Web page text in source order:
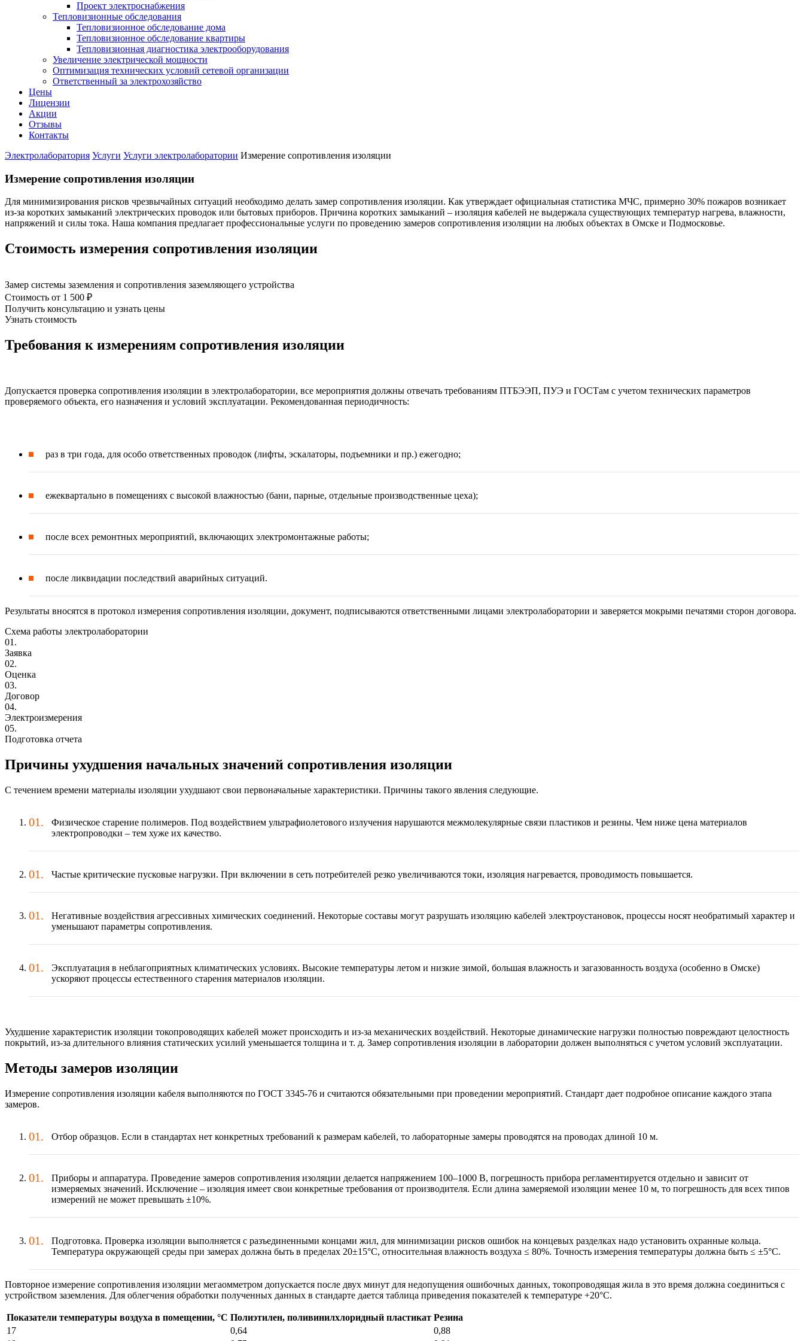
Проект электроснабжения
Тепловизионные обследования
Тепловизионное обследование дома
Тепловизионное обследование квартиры
Тепловизионная диагностика электрооборудования
Увеличение электрической мощности
Оптимизация технических условий сетевой организации
Ответственный за электрохозяйство
Цены
Лицензии
Акции
Отзывы
Контакты
Электролаборатория Услуги Услуги электролаборатории Измерение сопротивления изоляции
Измерение сопротивления изоляции
Для минимизирования рисков чрезвычайных ситуаций необходимо делать замер сопротивления изоляции. Как утверждает официальная статистика МЧС, примерно 30% пожаров возникает
из-за коротких замыканий электрических проводок или бытовых приборов. Причина коротких замыканий – изоляция кабелей не выдержала существующих температур нагрева, влажности,
напряжений и силы тока. Наша компания предлагает профессиональные услуги по проведению замеров сопротивления изоляции на любых объектах в Омске и Подмосковье.
Стоимость измерения сопротивления изоляции
Замер системы заземления и сопротивления заземляющего устройства
Стоимость от 1 500 ₽
Получить консультацию и узнать цены
Узнать стоимость
Требования к измерениям сопротивления изоляции
Допускается проверка сопротивления изоляции в электролаборатории, все мероприятия должны отвечать требованиям ПТБЭЭП, ПУЭ и ГОСТам с учетом технических параметров
проверяемого объекта, его назначения и условий эксплуатации. Рекомендованная периодичность:
раз в три года, для особо ответственных проводок (лифты, эскалаторы, подъемники и пр.) ежегодно;
ежеквартально в помещениях с высокой влажностью (бани, парные, отдельные производственные цеха);
после всех ремонтных мероприятий, включающих электромонтажные работы;
после ликвидации последствий аварийных ситуаций.
Результаты вносятся в протокол измерения сопротивления изоляции, документ, подписываются ответственными лицами электролаборатории и заверяется мокрыми печатями сторон договора.
Схема работы электролаборатории
01.
Заявка
02.
Оценка
03.
Договор
04.
Электроизмерения
05.
Подготовка отчета
Причины ухудшения начальных значений сопротивления изоляции
С течением времени материалы изоляции ухудшают свои первоначальные характеристики. Причины такого явления следующие.
Физическое старение полимеров. Под воздействием ультрафиолетового излучения нарушаются межмолекулярные связи пластиков и резины. Чем ниже цена материалов
электропроводки – тем хуже их качество.
Частые критические пусковые нагрузки. При включении в сеть потребителей резко увеличиваются токи, изоляция нагревается, проводимость повышается.
Негативные воздействия агрессивных химических соединений. Некоторые составы могут разрушать изоляцию кабелей электроустановок, процессы носят необратимый характер и
уменьшают параметры сопротивления.
Эксплуатация в неблагоприятных климатических условиях. Высокие температуры летом и низкие зимой, большая влажность и загазованность воздуха (особенно в Омске)
ускоряют процессы естественного старения материалов изоляции.
Ухудшение характеристик изоляции токопроводящих кабелей может происходить и из-за механических воздействий. Некоторые динамические нагрузки полностью повреждают целостность
покрытий, из-за длительного влияния статических усилий уменьшается толщина и т. д. Замер сопротивления изоляции в лаборатории должен выполняться с учетом условий эксплуатации.
Методы замеров изоляции
Измерение сопротивления изоляции кабеля выполняются по ГОСТ 3345-76 и считаются обязательными при проведении мероприятий. Стандарт дает подробное описание каждого этапа
замеров.
Отбор образцов. Если в стандартах нет конкретных требований к размерам кабелей, то лабораторные замеры проводятся на проводах длиной 10 м.
Приборы и аппаратура. Проведение замеров сопротивления изоляции делается напряжением 100–1000 В, погрешность прибора регламентируется отдельно и зависит от
измеряемых значений. Исключение – изоляция имеет свои конкретные требования от производителя. Если длина замеряемой изоляции менее 10 м, то погрешность для всех типов
измерений не может превышать ±10%.
Подготовка. Проверка изоляции выполняется с разъединенными концами жил, для минимизации рисков ошибок на концевых разделках надо установить охранные кольца.
Температура окружающей среды при замерах должна быть в пределах 20±15°С, относительная влажность воздуха ≤ 80%. Точность измерения температуры должна быть ≤ ±5°С.
Повторное измерение сопротивления изоляции мегаомметром допускается после двух минут для недопущения ошибочных данных, токопроводящая жила в это время должна соединиться с
устройством заземления. Для облегчения обработки полученных данных в стандарте дается таблица приведения показателей к температуре +20°С.
Показатели температуры воздуха в помещении, °С Полиэтилен, поливинилхлоридный пластикат Резина
17
0,64
0,88